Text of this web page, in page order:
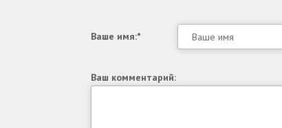
Ваше имя:*
Ваш комментарий: